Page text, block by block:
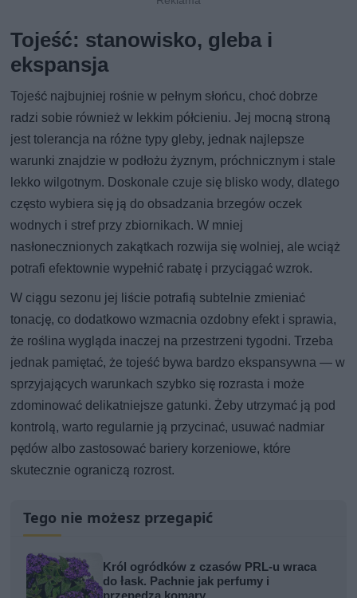
Tojeść: stanowisko, gleba i
ekspansja
Tojeść najbujniej rośnie w pełnym słońcu, choć dobrze
radzi sobie również w lekkim półcieniu. Jej mocną stroną
jest tolerancja na różne typy gleby, jednak najlepsze
warunki znajdzie w podłożu żyznym, próchnicznym i stale
lekko wilgotnym. Doskonale czuje się blisko wody, dlatego
często wybiera się ją do obsadzania brzegów oczek
wodnych i stref przy zbiornikach. W mniej
nasłonecznionych zakątkach rozwija się wolniej, ale wciąż
potrafi efektownie wypełnić rabatę i przyciągać wzrok.
W ciągu sezonu jej liście potrafią subtelnie zmieniać
tonację, co dodatkowo wzmacnia ozdobny efekt i sprawia,
że roślina wygląda inaczej na przestrzeni tygodni. Trzeba
jednak pamiętać, że tojeść bywa bardzo ekspansywna — w
sprzyjających warunkach szybko się rozrasta i może
zdominować delikatniejsze gatunki. Żeby utrzymać ją pod
kontrolą, warto regularnie ją przycinać, usuwać nadmiar
pędów albo zastosować bariery korzeniowe, które
skutecznie ograniczą rozrost.
Tego nie możesz przegapić
Król ogródków z czasów PRL-u wraca
do łask. Pachnie jak perfumy i